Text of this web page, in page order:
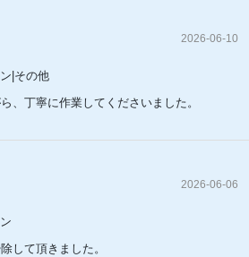
2026-06-10
|その他
、丁寧に作業してくださいました。
2026-06-06
して頂きました。